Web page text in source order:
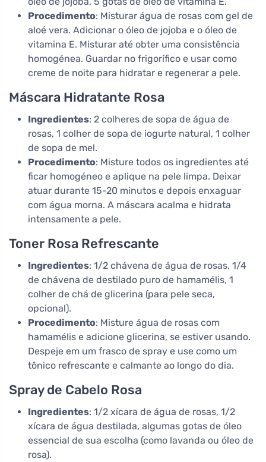
Procedimento: Misturar água de rosas com gel de
aloé vera. Adicionar o óleo de jojoba e o óleo de
vitamina E. Misturar até obter uma consistência
homogénea. Guardar no frigorífico e usar como
creme de noite para hidratar e regenerar a pele.
Máscara Hidratante Rosa
Ingredientes: 2 colheres de sopa de água de
rosas, 1 colher de sopa de iogurte natural, 1 colher
de sopa de mel.
Procedimento: Misture todos os ingredientes até
ficar homogéneo e aplique na pele limpa. Deixar
atuar durante 15-20 minutos e depois enxaguar
com água morna. A máscara acalma e hidrata
intensamente a pele.
Toner Rosa Refrescante
Ingredientes: 1/2 chávena de água de rosas, 1/4
de chávena de destilado puro de hamamélis, 1
colher de chá de glicerina (para pele seca,
opcional).
Procedimento: Misture água de rosas com
hamamélis e adicione glicerina, se estiver usando.
Despeje em um frasco de spray e use como um
tônico refrescante e calmante ao longo do dia.
Spray de Cabelo Rosa
Ingredientes: 1/2 xícara de água de rosas, 1/2
xícara de água destilada, algumas gotas de óleo
essencial de sua escolha (como lavanda ou óleo de
rosa).